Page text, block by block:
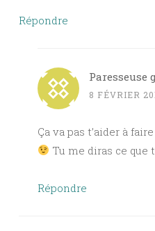
Répondre
Paresseuse
8 FÉVRIER
Ça va pas t’aider à
Tu me diras ce que
Répondre